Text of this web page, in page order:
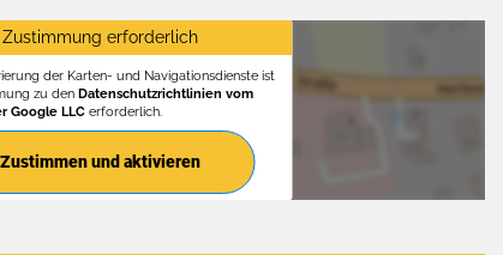
Zustimmung erforderlich
der Karten- und Navigationsdienste ist
zu den Datenschutzrichtlinien vom
Google LLCerforderlich.
Zustimmen und aktivieren